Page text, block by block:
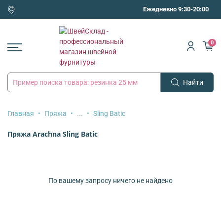
Ежедневно 9:30-20:00
Найти
0
Главная Пряжа ... Sling Batic
Пряжа Arachna Sling Batic
По вашему запросу ничего не найдено